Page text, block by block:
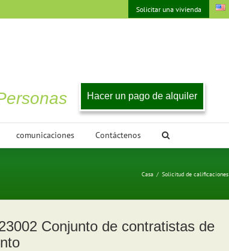
Solicitar una vivienda
Hacer un pago de alquiler
comunicaciones Contáctenos
Casa / Solicitud de calificaciones
Conjunto de contratistas de